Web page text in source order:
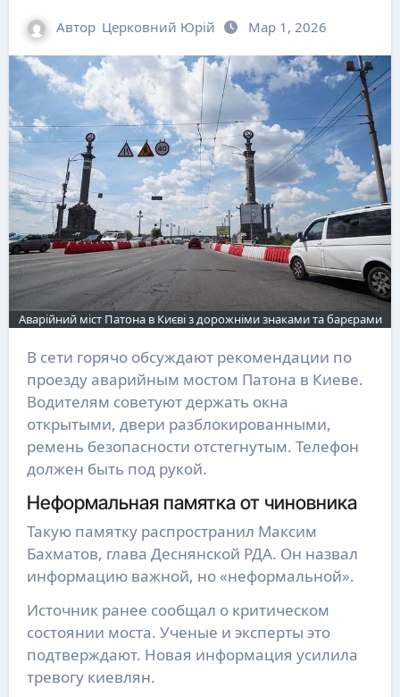
Автор Церковний Юрій Мар 1, 2026
Аварійний міст Патона в Києві з дорожніми знаками та барєрами
В сети горячо обсуждают рекомендации по
проезду аварийным мостом Патона в Киеве.
Водителям советуют держать окна
открытыми, двери разблокированными,
ремень безопасности отстегнутым. Телефон
должен быть под рукой.
Неформальная памятка от чиновника
Такую памятку распространил Максим
Бахматов, глава Деснянской РДА. Он назвал
информацию важной, но «неформальной».
Источник ранее сообщал о критическом
состоянии моста. Ученые и эксперты это
подтверждают. Новая информация усилила
тревогу киевлян.